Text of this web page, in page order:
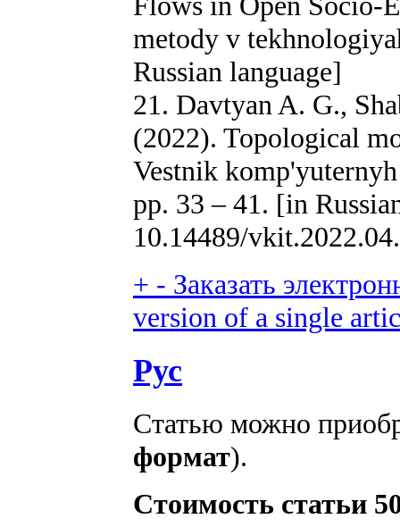
metody v
Russian language]
21. Davtyan A. G.,
(2022). Topological
Vestnik
pp. 33 – 41. [in
10.14489/
+ - Заказать
version of a single
Рус
Статью можно
формат).
Стоимость статьи